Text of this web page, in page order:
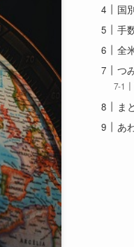
国
手
全
つ
ま
あ